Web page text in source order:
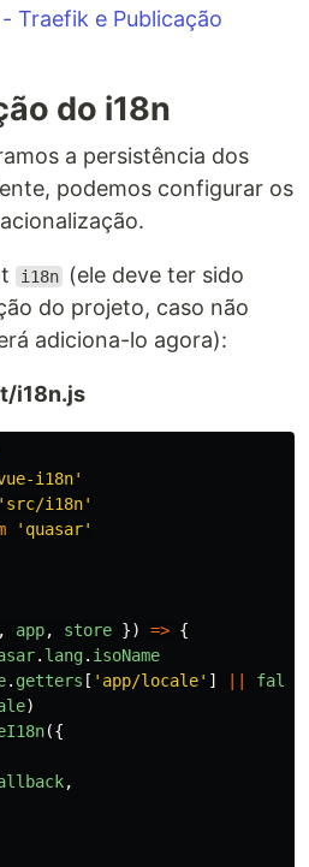
Traefik e Publicação
do i18n
a persistência dos
podemos configurar os
i18n
(ele deve ter sido
do projeto, caso não
adiciona-lo agora):
i18n.js
i18n'
' src/i18n'
' quasar'
, app, store }) => {
. lang. isoName
. getters [ ' app/locale' ]
)
({
,